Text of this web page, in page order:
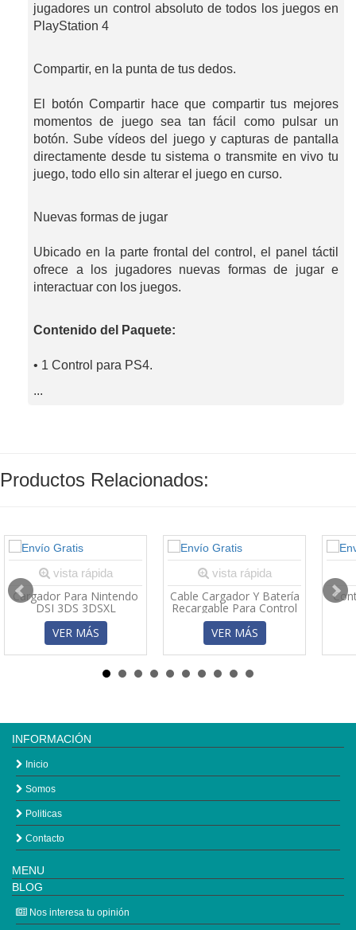
jugadores un control absoluto de todos los juegos en
PlayStation 4
Compartir, en la punta de tus dedos.
El botón Compartir hace que compartir tus mejores
momentos de juego sea tan fácil como pulsar un
botón. Sube vídeos del juego y capturas de pantalla
directamente desde tu sistema o transmite en vivo tu
juego, todo ello sin alterar el juego en curso.
Nuevas formas de jugar
Ubicado en la parte frontal del control, el panel táctil
ofrece a los jugadores nuevas formas de jugar e
interactuar con los juegos.
Contenido del Paquete:
• 1 Control para PS4.
...
Productos Relacionados:
vista rápida
Cargador Para Nintendo
DSI 3DS 3DSXL
VER MÁS
vista rápida
Cable Cargador Y Batería
Recargable Para Control
Xbox 360
VER MÁS
INFORMACIÓN
Inicio
Somos
Politicas
Contacto
MENU
BLOG
Nos interesa tu opinión